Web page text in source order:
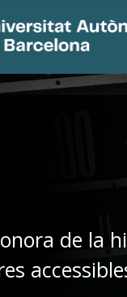
de la